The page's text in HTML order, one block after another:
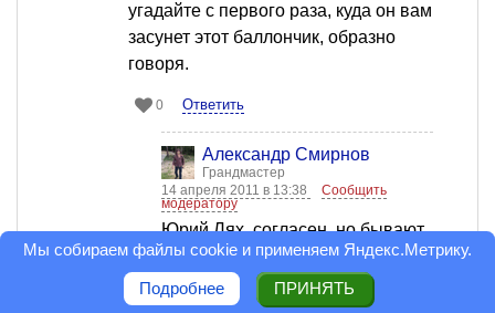
угадайте с первого раза, куда он вам
засунет этот баллончик, образно
говоря.
0 Ответить
Александр Смирнов
Грандмастер
14 апреля 2011 в 13:38
Сообщить
модератору
Юрий Лях, согласен. но бывают
разные ситуации. иногда только
подготовленность дает хоть
Мы собираем файлы cookie и применяем Яндекс.Метрику.
Подробнее ПРИНЯТЬ